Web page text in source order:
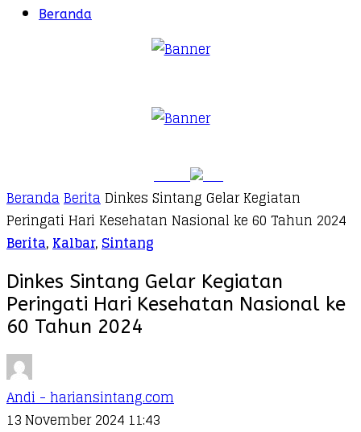
Beranda
BerandaBeritaDinkes Sintang Gelar Kegiatan
Peringati Hari Kesehatan Nasional ke 60 Tahun 2024
Berita,Kalbar,Sintang
Dinkes Sintang Gelar Kegiatan
Peringati Hari Kesehatan Nasional ke
60 Tahun 2024
Andi - hariansintang.com
13 November 2024 11:43